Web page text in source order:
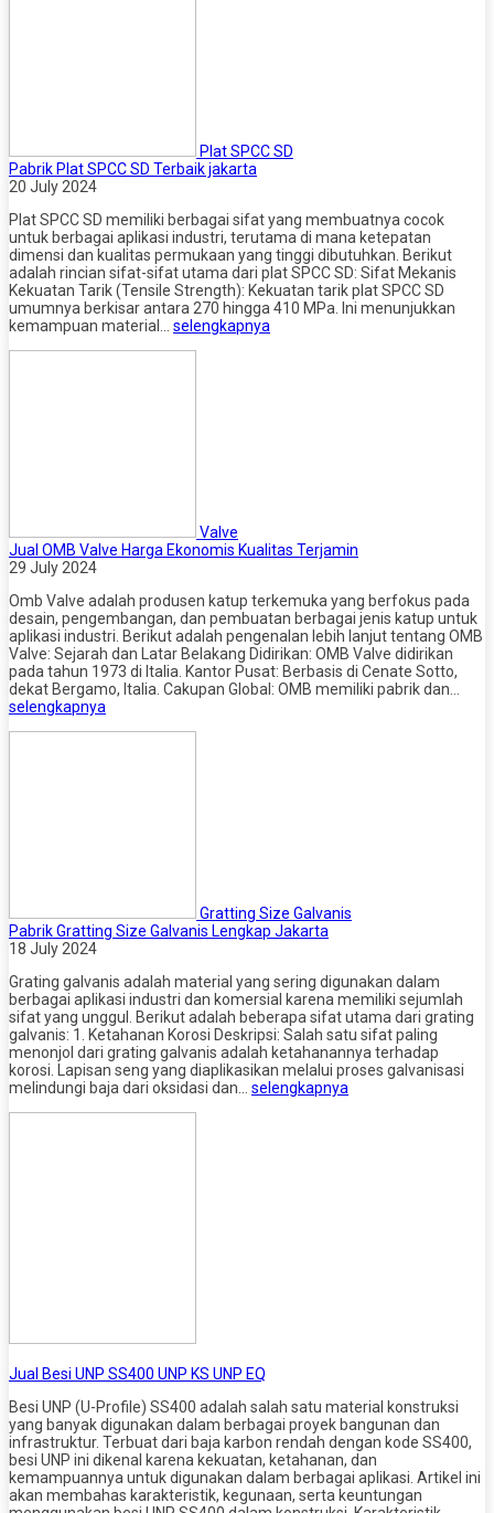
Plat SPCC SD
Pabrik Plat SPCC SD Terbaik jakarta
20 July 2024
Plat SPCC SD memiliki berbagai sifat yang membuatnya cocok
untuk berbagai aplikasi industri, terutama di mana ketepatan
dimensi dan kualitas permukaan yang tinggi dibutuhkan. Berikut
adalah rincian sifat-sifat utama dari plat SPCC SD: Sifat Mekanis
Kekuatan Tarik (Tensile Strength): Kekuatan tarik plat SPCC SD
umumnya berkisar antara 270 hingga 410 MPa. Ini menunjukkan
kemampuan material… selengkapnya
Valve
Jual OMB Valve Harga Ekonomis Kualitas Terjamin
29 July 2024
Omb Valve adalah produsen katup terkemuka yang berfokus pada
desain, pengembangan, dan pembuatan berbagai jenis katup untuk
aplikasi industri. Berikut adalah pengenalan lebih lanjut tentang OMB
Valve: Sejarah dan Latar Belakang Didirikan: OMB Valve didirikan
pada tahun 1973 di Italia. Kantor Pusat: Berbasis di Cenate Sotto,
dekat Bergamo, Italia. Cakupan Global: OMB memiliki pabrik dan…
selengkapnya
Gratting Size Galvanis
Pabrik Gratting Size Galvanis Lengkap Jakarta
18 July 2024
Grating galvanis adalah material yang sering digunakan dalam
berbagai aplikasi industri dan komersial karena memiliki sejumlah
sifat yang unggul. Berikut adalah beberapa sifat utama dari grating
galvanis: 1. Ketahanan Korosi Deskripsi: Salah satu sifat paling
menonjol dari grating galvanis adalah ketahanannya terhadap
korosi. Lapisan seng yang diaplikasikan melalui proses galvanisasi
melindungi baja dari oksidasi dan… selengkapnya
Jual Besi UNP SS400 UNP KS UNP EQ
Besi UNP (U-Profile) SS400 adalah salah satu material konstruksi
yang banyak digunakan dalam berbagai proyek bangunan dan
infrastruktur. Terbuat dari baja karbon rendah dengan kode SS400,
besi UNP ini dikenal karena kekuatan, ketahanan, dan
kemampuannya untuk digunakan dalam berbagai aplikasi. Artikel ini
akan membahas karakteristik, kegunaan, serta keuntungan